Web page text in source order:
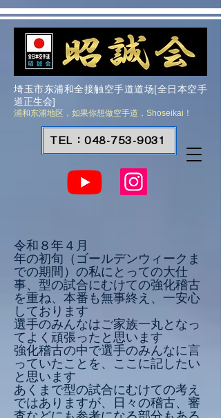
埼玉市东浦和全接触空手道道场[全日本空手
道正生会]
浦和东浦地区，如果你想做空手道，Shoseikai！
TEL：048-753-9031
令和８年４月
年の初旬（ゴールデンウィークま
での期間）の私にとっての大仕
事、型の試合にむけての強化稽古
を重ね、本番も無事終え、一安心
しております
選手のみんなはご家族一丸となっ
てよく頑張ったと思います
強化稽古の中で選手のみんなに言
っていたことを、ここに記したい
と思います
あくまで型の試合にむけての考え
ではありますが、日々の稽古、審